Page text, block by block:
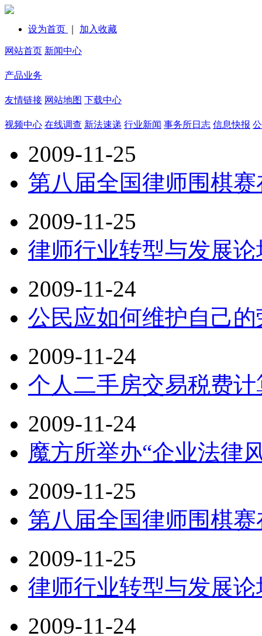
设为首页 加入收藏
网站首页 新闻中心
产品业务
友情链接 网站地图 下载中心
视频中心 在线调查 新法速递 行业新闻 事务所日志 信息快报
2009-11-25
第八届全国律师围棋
2009-11-25
律师行业转型与发展
2009-11-24
公民应如何维护自己
2009-11-24
个人二手房交易税费
2009-11-24
魔方所举办“企业法律
2009-11-25
第八届全国律师围棋
2009-11-25
律师行业转型与发展
2009-11-24